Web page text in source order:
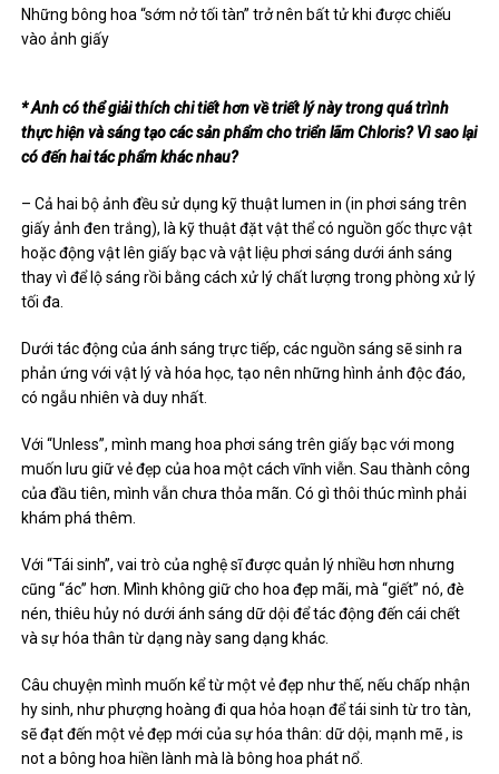
Những bông hoa “sớm nở tối tàn” trở nên bất tử khi được chiếu
vào ảnh giấy
* Anh có thể giải thích chi tiết hơn về triết lý này trong quá trình
thực hiện và sáng tạo các sản phẩm cho triển lãm Chloris? Vì sao lại
có đến hai tác phẩm khác nhau?
– Cả hai bộ ảnh đều sử dụng kỹ thuật lumen in (in phơi sáng trên
giấy ảnh đen trắng), là kỹ thuật đặt vật thể có nguồn gốc thực vật
hoặc động vật lên giấy bạc và vật liệu phơi sáng dưới ánh sáng
thay vì để lộ sáng rồi bằng cách xử lý chất lượng trong phòng xử lý
tối đa.
Dưới tác động của ánh sáng trực tiếp, các nguồn sáng sẽ sinh ra
phản ứng với vật lý và hóa học, tạo nên những hình ảnh độc đáo,
có ngẫu nhiên và duy nhất.
Với “Unless”, mình mang hoa phơi sáng trên giấy bạc với mong
muốn lưu giữ vẻ đẹp của hoa một cách vĩnh viễn. Sau thành công
của đầu tiên, mình vẫn chưa thỏa mãn. Có gì thôi thúc mình phải
khám phá thêm.
Với “Tái sinh”, vai trò của nghệ sĩ được quản lý nhiều hơn nhưng
cũng “ác” hơn. Mình không giữ cho hoa đẹp mãi, mà “giết” nó, đè
nén, thiêu hủy nó dưới ánh sáng dữ dội để tác động đến cái chết
và sự hóa thân từ dạng này sang dạng khác.
Câu chuyện mình muốn kể từ một vẻ đẹp như thế, nếu chấp nhận
hy sinh, như phượng hoàng đi qua hỏa hoạn để tái sinh từ tro tàn,
sẽ đạt đến một vẻ đẹp mới của sự hóa thân: dữ dội, mạnh mẽ , is
not a bông hoa hiền lành mà là bông hoa phát nổ.